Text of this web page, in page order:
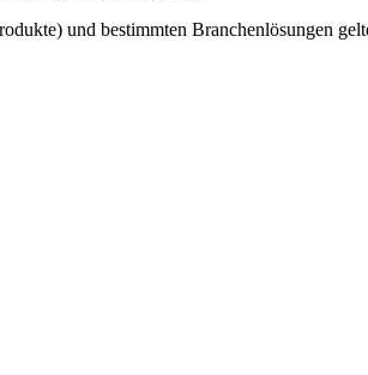
und bestimmten Branchenlösungen